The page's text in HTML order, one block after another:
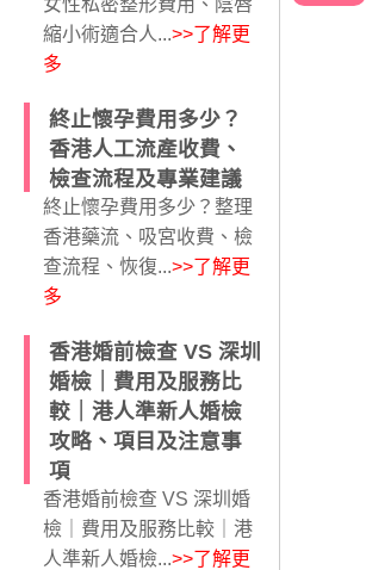
女性私密整形費用、陰唇
縮小術適合人...>>了解更
多
終止懷孕費用多少？
香港人工流產收費、
檢查流程及專業建議
終止懷孕費用多少？整理
香港藥流、吸宮收費、檢
查流程、恢復...>>了解更
多
香港婚前檢查 VS 深圳
婚檢｜費用及服務比
較｜港人準新人婚檢
攻略、項目及注意事
項
香港婚前檢查 VS 深圳婚
檢｜費用及服務比較｜港
人準新人婚檢...>>了解更